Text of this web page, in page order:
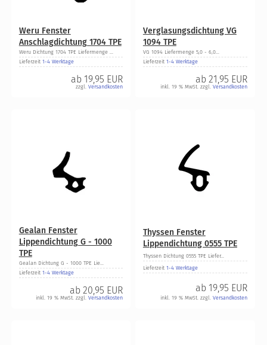
Weru Fenster
Anschlagdichtung 1704 TPE
Weru Dichtung 1704 TPE Liefermenge ...
Lieferzeit 1-4 Werktage
ab 19,95 EUR
zzgl.Versandkosten
Verglasungsdichtung VG
1094 TPE
VG 1094 Liefermenge 5,0 - 6,0...
Lieferzeit 1-4 Werktage
ab 21,95 EUR
inkl. 19 % MwSt. zzgl. Versandkosten
Gealan Fenster
Lippendichtung G - 1000
TPE
Gealan Dichtung G - 1000 TPE Lie...
Lieferzeit 1-4 Werktage
ab20,95 EUR
inkl. 19 % MwSt. zzgl.Versandkosten
Thyssen Fenster
Lippendichtung 0555 TPE
Thyssen Dichtung 0555 TPE Liefer...
Lieferzeit 1-4 Werktage
ab 19,95 EUR
inkl. 19 % MwSt. zzgl. Versandkosten